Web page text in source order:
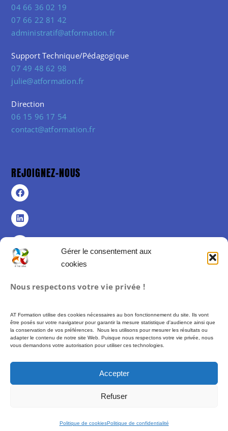
Gérer le consentement aux
cookies
Nous respectons votre vie privée !
AT Formation utilise des cookies nécessaires au bon fonctionnement du site. Ils vont
être posés sur votre navigateur pour garantir la mesure statistique d'audience ainsi que
la conservation de vos préférences. Nous les utilisons pour mesurer les résultats ou
adapter le contenu de notre site Web. Puisque nous respectons votre vie privée, nous
vous demandons votre autorisation pour utiliser ces technologies.
Accepter
Refuser
Politique de cookiesPolitique de confidentialité
04 66 36 02 19
07 66 22 81 42
administratif@atformation.fr
Support Technique/Pédagogique
07 49 48 62 98
julie@atformation.fr
Direction
06 15 96 17 54
contact@atformation.fr
REJOIGNEZ-NOUS
Politique de cookies (UE)
Conditions Générales de Vente
possible via des fonds publics (CPF, France Travail…) soumis à conditions
d’éligibilité. –Plus d’informations :moncompteformation.gouv.fr